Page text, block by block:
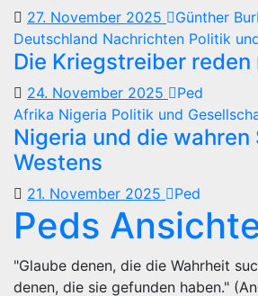
27. November 2025
Günther
Deutschland Nachrichten Politik
Die Kriegstreiber
24. November 2025
Ped
Afrika Nigeria Politik und
Nigeria und die wahren
Westens
21. November 2025 Ped
Peds
"Glaube denen, die die Wahrheit
denen, die sie gefunden haben."